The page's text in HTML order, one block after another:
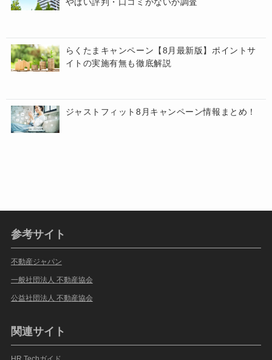
やばい評判・口コミがないか調査
らくたまキャンペーン【8月最新版】ポイントサ
イトの実施有無も徹底解説
ジャストフィット8月キャンペーン情報まとめ！
参考サイト
不動産ジャパン
一般社団法人 不動産協会
公益社団法人 不動産協会
関連サイト